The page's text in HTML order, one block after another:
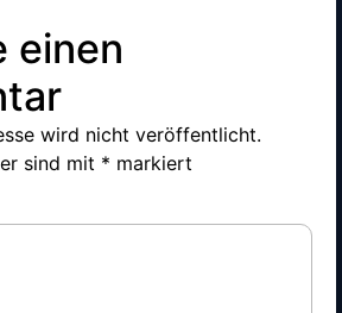
einen
wird nicht veröffentlicht.
sind mit * markiert